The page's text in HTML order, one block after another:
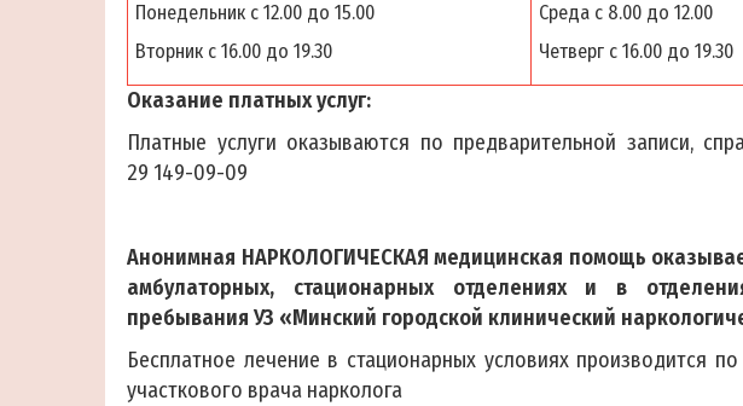
Понедельник с 12.00 до 15.00
Вторник с 16.00 до 19.30
Среда с 8.00 до 12.00
Четверг с 16.00 до 19.30
Оказание платных услуг:
Платные услуги оказываются по предварительной записи,
29 149-09-09
Анонимная НАРКОЛОГИЧЕСКАЯ медицинская помощь
амбулаторных, стационарных отделениях и в
пребывания УЗ «Минский городской клинический
Бесплатное лечение в стационарных условиях производится
участкового врача нарколога